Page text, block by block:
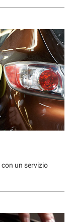
con un servizio